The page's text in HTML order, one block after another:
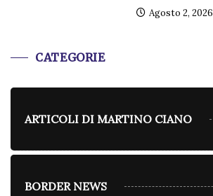
Agosto 2, 2026
CATEGORIE
ARTICOLI DI MARTINO CIANO
BORDER NEWS